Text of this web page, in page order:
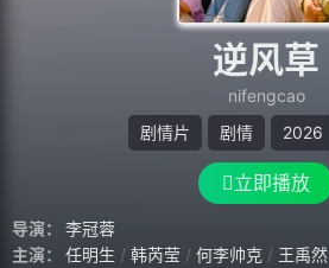
逆风草
nifengcao
剧情片
剧情 2026
立即播放
导演： 李冠蓉
主演： 任明生 韩芮莹 何李帅克 王禹然